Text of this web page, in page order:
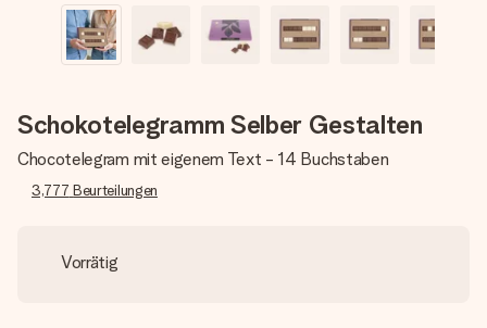
Schokotelegramm Selber Gestalten
Chocotelegram mit eigenem Text - 14 Buchstaben
3,777 Beurteilungen
Vorrätig